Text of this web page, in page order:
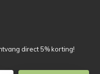
direct 5% korting!